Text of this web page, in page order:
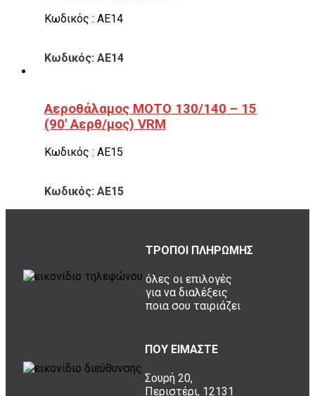
Κωδικός : ΑΕ14
Κωδικός: ΑΕ14
Αεροθάλαμος ΜΟΤΟ 130/140 – 15
(90′ Αερθ/μος) VRM
Κωδικός : ΑΕ15
Κωδικός: ΑΕ15
ΤΡΟΠΟΙ ΠΛΗΡΩΜΗΣ
όλες οι επιλογές
για να διαλέξεις
ποια σου ταιριάζει
ΠΟΥ ΕΙΜΑΣΤΕ
Σουρή 20,
Περιστέρι, 12131